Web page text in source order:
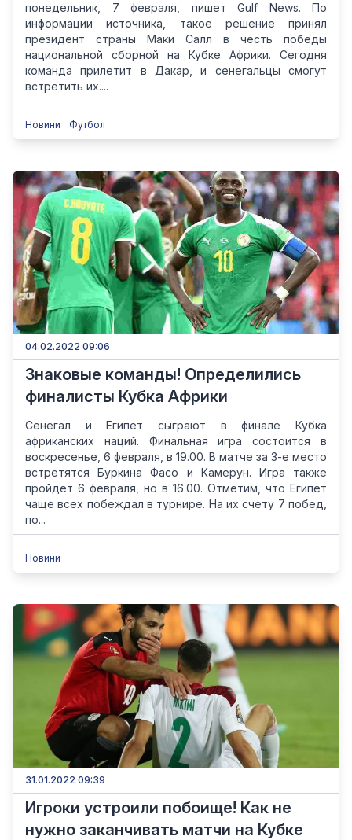
понедельник, 7 февраля, пишет Gulf News. По
информации источника, такое решение принял
президент страны Маки Салл в честь победы
национальной сборной на Кубке Африки. Сегодня
команда прилетит в Дакар, и сенегальцы смогут
встретить их....
Новини Футбол
04.02.2022 09:06
Знаковые команды! Определились
финалисты Кубка Африки
Сенегал и Египет сыграют в финале Кубка
африканских наций. Финальная игра состоится в
воскресенье, 6 февраля, в 19.00. В матче за 3-е место
встретятся Буркина Фасо и Камерун. Игра также
пройдет 6 февраля, но в 16.00. Отметим, что Египет
чаще всех побеждал в турнире. На их счету 7 побед,
по...
Новини
31.01.2022 09:39
Игроки устроили побоище! Как не
нужно заканчивать матчи на Кубке